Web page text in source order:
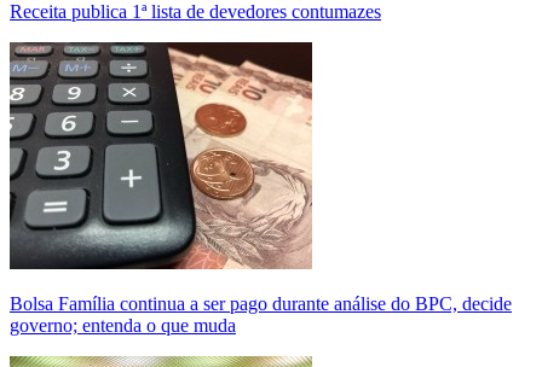
Receita publica 1ª lista de devedores contumazes
Bolsa Família continua a ser pago durante análise do BPC, decide
governo; entenda o que muda